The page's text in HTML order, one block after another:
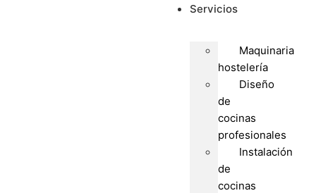
Servicios
Maquinaria
hostelería
Diseño
de
cocinas
profesionales
Instalación
de
cocinas